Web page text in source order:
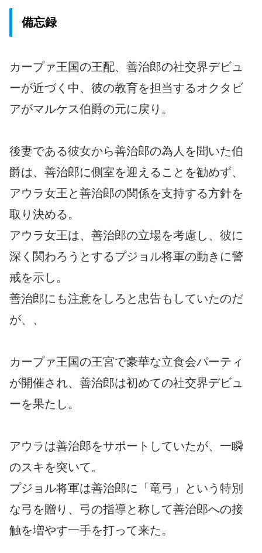
備忘録
カープァ王国の王配、善治郎の社交界デビュ
ーが近づく中、彼の教育を担当するオクタビ
アがマルケス伯爵の元に戻り。
後妻である彼女から善治郎の為人を聞いた伯
爵は、善治郎に側室を迎えることを勧めず、
アウラ女王と善治郎の関係を支持する方針を
取り決める。
アウラ女王は、善治郎の立場を考慮し、彼に
深く関わろうとするプジョル将軍の動きに警
戒を示し。
善治郎にも注意をしろと忠告もしていたのだ
が、、
カープァ王国の王宮で豪華な立食会パーティ
が開催され、善治郎は初めての社交界デビュ
ーを果たし。
アウラは善治郎をサポートしていたが、一瞬
のスキを突いて。
プジョル将軍は善治郎に「竜弓」という特別
な弓を贈り、弓の指導と称して善治郎への接
触を増やす一手を打って来た。